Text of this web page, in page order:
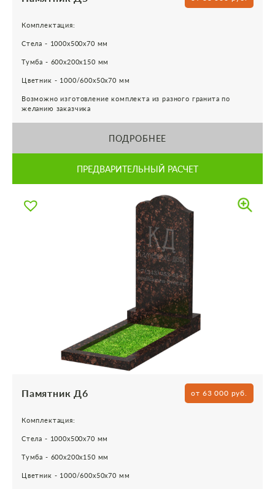
Комплектация:
Стела - 1000х500х70 мм
Тумба - 600х200х150 мм
Цветник - 1000/600х50х70 мм
Возможно изготовление комплекта из разного гранита по
желанию заказчика
ПОДРОБНЕЕ
ПРЕДВАРИТЕЛЬНЫЙ РАСЧЕТ
Памятник Д6 от 63 000 руб.
Комплектация:
Стела - 1000х500х70 мм
Тумба - 600х200х150 мм
Цветник - 1000/600х50х70 мм